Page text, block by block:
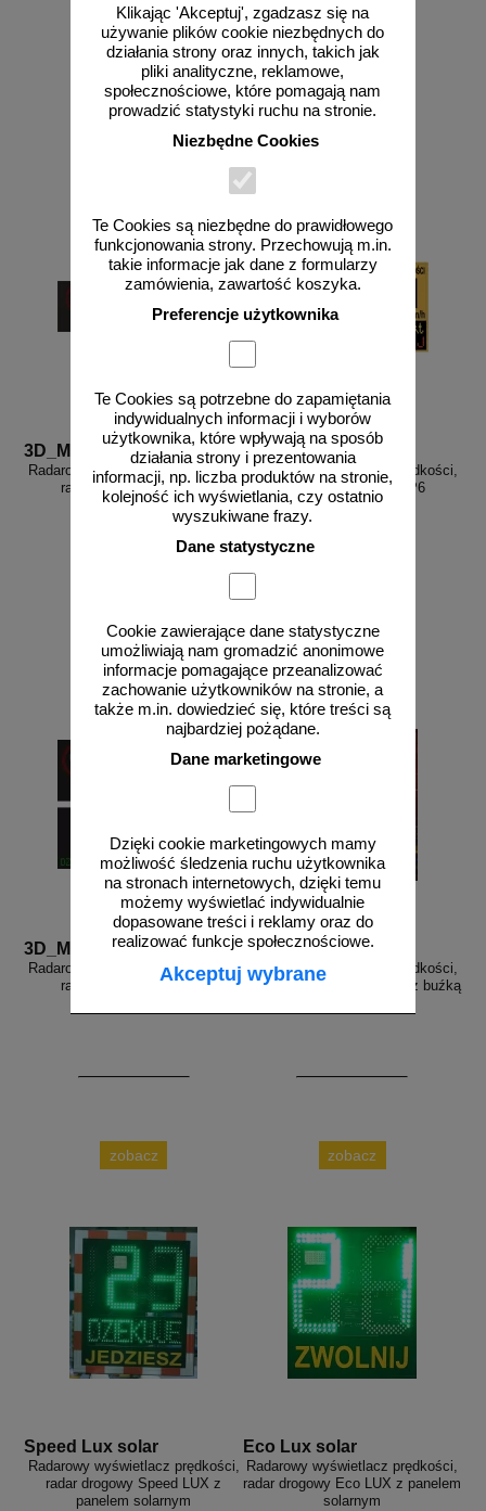
Klikając 'Akceptuj', zgadzasz się na
używanie plików cookie niezbędnych do
działania strony oraz innych, takich jak
pliki analityczne, reklamowe,
społecznościowe, które pomagają nam
prowadzić statystyki ruchu na stronie.
Niezbędne Cookies
Te Cookies są niezbędne do prawidłowego
funkcjonowania strony. Przechowują m.in.
takie informacje jak dane z formularzy
zamówienia, zawartość koszyka.
Preferencje użytkownika
Te Cookies są potrzebne do zapamiętania
indywidualnych informacji i wyborów
użytkownika, które wpływają na sposób
działania strony i prezentowania
informacji, np. liczba produktów na stronie,
kolejność ich wyświetlania, czy ostatnio
wyszukiwane frazy.
Dane statystyczne
Cookie zawierające dane statystyczne
umożliwiają nam gromadzić anonimowe
informacje pomagające przeanalizować
zachowanie użytkowników na stronie, a
także m.in. dowiedzieć się, które treści są
najbardziej pożądane.
Dane marketingowe
Dzięki cookie marketingowych mamy
możliwość śledzenia ruchu użytkownika
na stronach internetowych, dzięki temu
możemy wyświetlać indywidualnie
dopasowane treści i reklamy oraz do
realizować funkcje społecznościowe.
Akceptuj wybrane
3D_MP-DP3
Radarowy wyświetlacz prędkości,
radar drogowy MP-DP3
zobacz
3D_MP-DP6
Radarowy wyświetlacz prędkości,
radar drogowy MP-DP6
zobacz
3D_MP-DP5
Radarowy wyświetlacz prędkości,
radar drogowy MP-DP5
zobacz
Speed Lux B solar
Radarowy wyświetlacz prędkości,
radar drogowy Speed LUX z buźką
zobacz
Speed Lux solar
Radarowy wyświetlacz prędkości,
radar drogowy Speed LUX z
panelem solarnym
Eco Lux solar
Radarowy wyświetlacz prędkości,
radar drogowy Eco LUX z panelem
solarnym